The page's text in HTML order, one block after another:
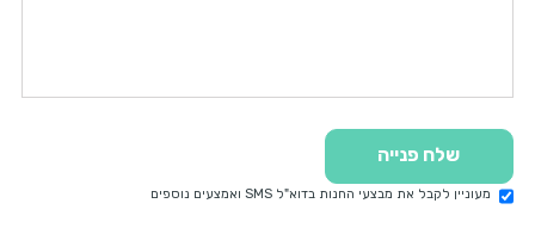
מעוניין לקבל את מבצעי החנות בדוא"ל SMS ואמצעים נוספים
שלח פנייה